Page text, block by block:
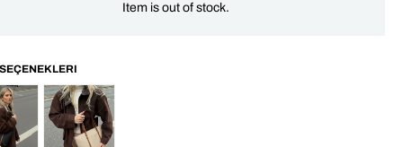
Item is out of stock.